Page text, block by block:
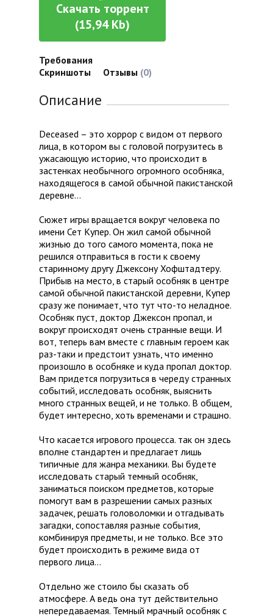
Скачать торрент
(15,94 Kb)
Требования
Скриншоты
Отзывы (0)
Описание
Deceased – это хоррор с видом от первого
лица, в котором вы с головой погрузитесь в
ужасающую историю, что происходит в
застенках необычного огромного особняка,
находящегося в самой обычной пакистанской
деревне…
Сюжет игры вращается вокруг человека по
имени Сет Купер. Он жил самой обычной
жизнью до того самого момента, пока не
решился отправиться в гости к своему
старинному другу Джексону Хофштадтеру.
Прибыв на место, в старый особняк в центре
самой обычной пакистанской деревни, Купер
сразу же понимает, что тут что-то неладное.
Особняк пуст, доктор Джексон пропал, и
вокруг происходят очень странные вещи. И
вот, теперь вам вместе с главным героем как
раз-таки и предстоит узнать, что именно
произошло в особняке и куда пропал доктор.
Вам придется погрузиться в череду странных
событий, исследовать особняк, выяснить
много странных вещей, и не только. В общем,
будет интересно, хоть временами и страшно.
Что касается игрового процесса. так он здесь
вполне стандартен и предлагает лишь
типичные для жанра механики. Вы будете
исследовать старый темный особняк,
заниматься поиском предметов, которые
помогут вам в разрешении самых разных
задачек, решать головоломки и отгадывать
загадки, сопоставляя разные события,
комбинируя предметы, и не только. Все это
будет происходить в режиме вида от
первого лица…
Отдельно же стоило бы сказать об
атмосфере. А ведь она тут действительно
непередаваемая. Темный мрачный особняк с